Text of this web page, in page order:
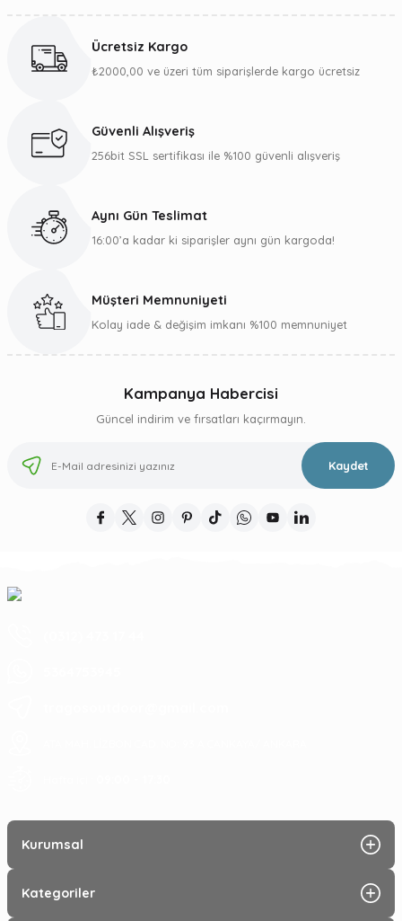
Görüş ve önerileriniz için teşekkür ederiz.
Ürün bilgilerinde hatalar bulunuyor.
Gönder
Ücretsiz Kargo
₺2000,00 ve üzeri tüm siparişlerde kargo ücretsiz
Güvenli Alışveriş
256bit SSL sertifikası ile %100 güvenli alışveriş
Aynı Gün Teslimat
16:00’a kadar ki siparişler aynı gün kargoda!
Müşteri Memnuniyeti
Kolay iade & değişim imkanı %100 memnuniyet
Kampanya Habercisi
Güncel indirim ve fırsatları kaçırmayın.
Kaydet
Kurumsal
Kategoriler